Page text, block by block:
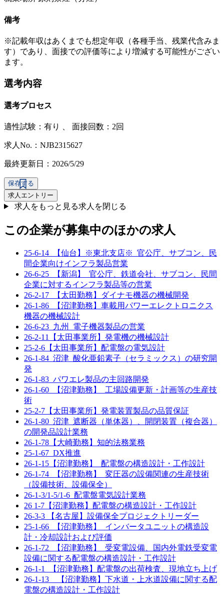
備考
※記載年収はあくまでも想定年収（各種手当、残業代含みま
す）であり、面接での評価等により増減する可能性がござい
ます。
選考内容
選考プロセス
適性試験： 有り 面接回数：2回
求人No.：NJB2315627
最終更新日：2026/5/29
保存する
求人エントリー
求人をもっと見る求人を閉じる
この企業が募集中のほかの求人
25-6-14_【仙台】※東北支店※_官公庁、サブコン、民
間企業向けインフラ製品営業
26-6-25_【新潟】_官公庁、鉄道会社、サブコン、民間
企業に対するインフラ製品等の営業
26-2-17_【太田勤務】ダイナモ機器の機械開発
26-1-86_【沼津勤務】車載用パワーエレクトロニクス
機器の機械設計
26-6-23_九州_電子機器製品の営業
26-2-11【太田事業所】発電機の機械設計
25-2-6【太田事業所】配電盤の電気設計
26-1-84_沼津_酸化亜鉛素子（セラミックス）の研究開
発
26-1-83_パワエレ製品の主回路開発
26-1-60_【沼津勤務】_工場設備更新・計画等の生産技
術
25-2-7【太田事業所】発電装置製品の品質保証
26-1-80_沼津_遮断器（単体器）、開閉装置（複合器）
の開発品設計業務
26-1-78【大崎勤務】知的法務業務
25-1-67_DX推進
26-1-15【沼津勤務】_配電盤の構造設計・工作設計
26-1-74_【沼津勤務】_変圧器の設備関連の生産技術
（設備技術、設備保全）
26-1-3/1-5/1-6_配電盤電気設計業務
26 1-7【沼津勤務】配電盤の構造設計・工作設計
26-3-3 【名古屋】設備保全プロジェクトリーダー
25-1-66_【沼津勤務】_インバータユニットの構造設
計・冷却設計および評価
26-1-72_【沼津勤務】_受変電設備、国内外電鉄受変電
設備に関する配電盤の構造設計・工作設計
26-1-1_【沼津勤務】配電盤の出荷検査、現地立ち上げ
26-1-13 【沼津勤務】下水道・上水道設備に関する配
電盤の構造設計・工作設計